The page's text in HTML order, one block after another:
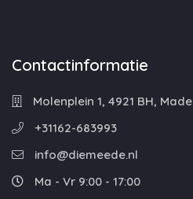
Contactinformatie
Molenplein 1, 4921 BH, Made
+31162-683993
info@diemeede.nl
Ma - Vr 9:00 - 17:00